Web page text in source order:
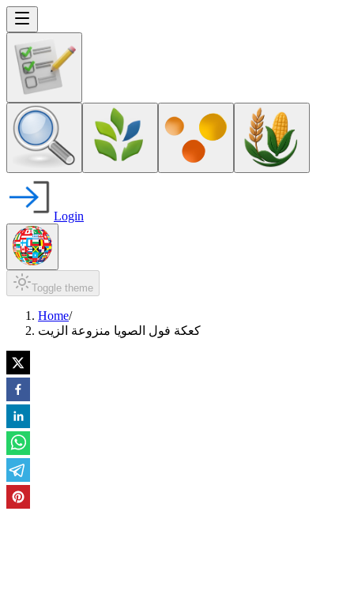
Login
Toggle theme
Home/
كعكة فول الصويا منزوعة الزيت